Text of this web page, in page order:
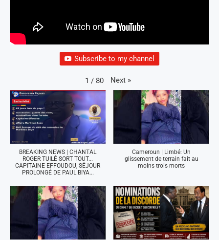
Subscribe to my channel
1 / 80 Next »
BREAKING NEWS | CHANTAL
ROGER TUILÉ SORT TOUT...
CAPITAINE EFFOUDOU, SÉJOUR
PROLONGÉ DE PAUL BIYA...
Cameroun | Limbé: Un
glissement de terrain fait au
moins trois morts